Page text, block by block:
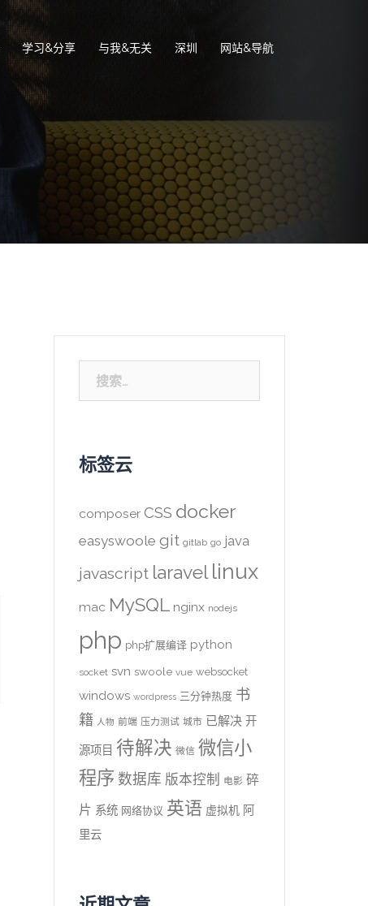
学习&分享 与我&无关 深圳 网站&导航
索：
标签云
composer CSS docker
easyswoole git gitlab go java
javascript laravel linux
mac MySQL nginx nodejs
php php扩展编译 python
socket svn swoole vue websocket
windows wordpress 三分钟热度 书
籍 人物 前端 压力测试 城市 已解决 开
源项目 待解决 微信 微信小
程序 数据库 版本控制 电影 碎
片 系统 网络协议 英语 虚拟机 阿
里云